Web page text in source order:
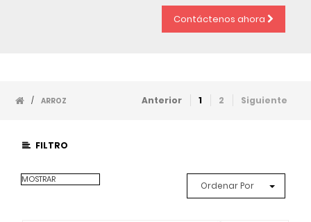
Contáctenos ahora
/ ARROZ Anterior 1 2 Siguiente
FILTRO
MOSTRAR
Ordenar Por